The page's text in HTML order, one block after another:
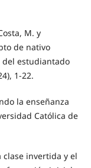
M. y
de nativo
estudiantado
1-22.
la enseñanza
Católica de
clase invertida y el